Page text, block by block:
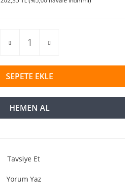
SEPETE EKLE
HEMEN AL
Tavsiye Et
Yorum Yaz